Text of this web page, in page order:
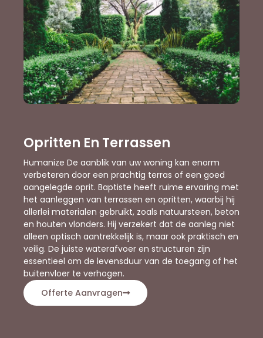
Opritten En Terrassen
Humanize De aanblik van uw woning kan enorm
verbeteren door een prachtig terras of een goed
aangelegde oprit. Baptiste heeft ruime ervaring met
het aanleggen van terrassen en opritten, waarbij hij
allerlei materialen gebruikt, zoals natuursteen, beton
en houten vlonders. Hij verzekert dat de aanleg niet
alleen optisch aantrekkelijk is, maar ook praktisch en
veilig. De juiste waterafvoer en structuren zijn
essentieel om de levensduur van de toegang of het
buitenvloer te verhogen.
Offerte Aanvragen